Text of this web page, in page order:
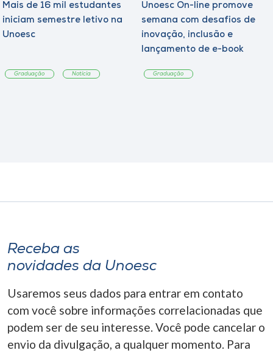
Mais de 16 mil estudantes
iniciam semestre letivo na
Unoesc
Graduação Notícia
Unoesc On-line promove
semana com desafios de
inovação, inclusão e
lançamento de e-book
Graduação
Receba as
novidades da Unoesc
Usaremos seus dados para entrar em contato
com você sobre informações correlacionadas que
podem ser de seu interesse. Você pode cancelar o
envio da divulgação, a qualquer momento. Para